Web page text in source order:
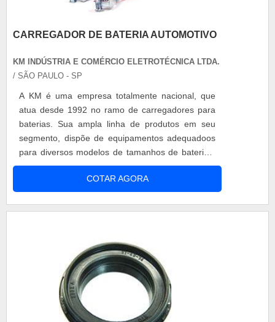
CARREGADOR DE BATERIA AUTOMOTIVO
KM INDÚSTRIA E COMÉRCIO ELETROTÉCNICA LTDA.
/ SÃO PAULO - SP
A KM é uma empresa totalmente nacional, que
atua desde 1992 no ramo de carregadores para
baterias. Sua ampla linha de produtos em seu
segmento, dispõe de equipamentos adequadoos
para diversos modelos de tamanhos de baterias,
como: carregador para bateria, carregador de
bateria automotivo, carregador de bateria
tracionária, etc. O carregador de bateria
COTAR AGORA